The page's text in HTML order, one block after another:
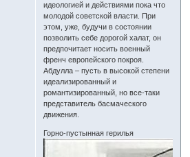
идеологией и действиями пока что
молодой советской власти. При
этом, уже, будучи в состоянии
позволить себе дорогой халат, он
предпочитает носить военный
френч европейского покроя.
Абдулла – пусть в высокой степени
идеализированный и
романтизированный, но все-таки
представитель басмаческого
движения.
Горно-пустынная герилья